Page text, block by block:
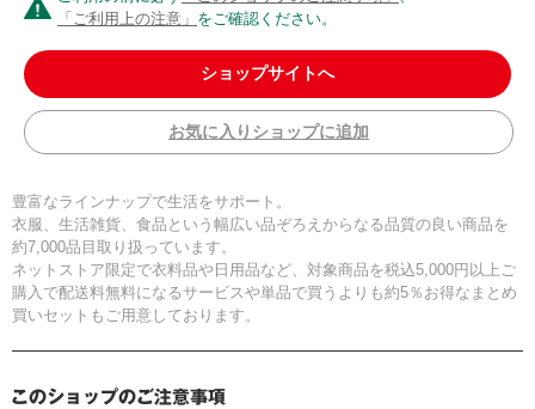
「ご利用上の注意」 をご確認ください。
ショップサイトへ
お気に入りショップに追加
豊富なラインナップで生活をサポート。
衣服、生活雑貨、食品という幅広い品ぞろえからなる品質の良い商品を
約7,000品目取り扱っています。
ネットストア限定で衣料品や日用品など、対象商品を税込5,000円以上ご
購入で配送料無料になるサービスや単品で買うよりも約5％お得なまとめ
買いセットもご用意しております。